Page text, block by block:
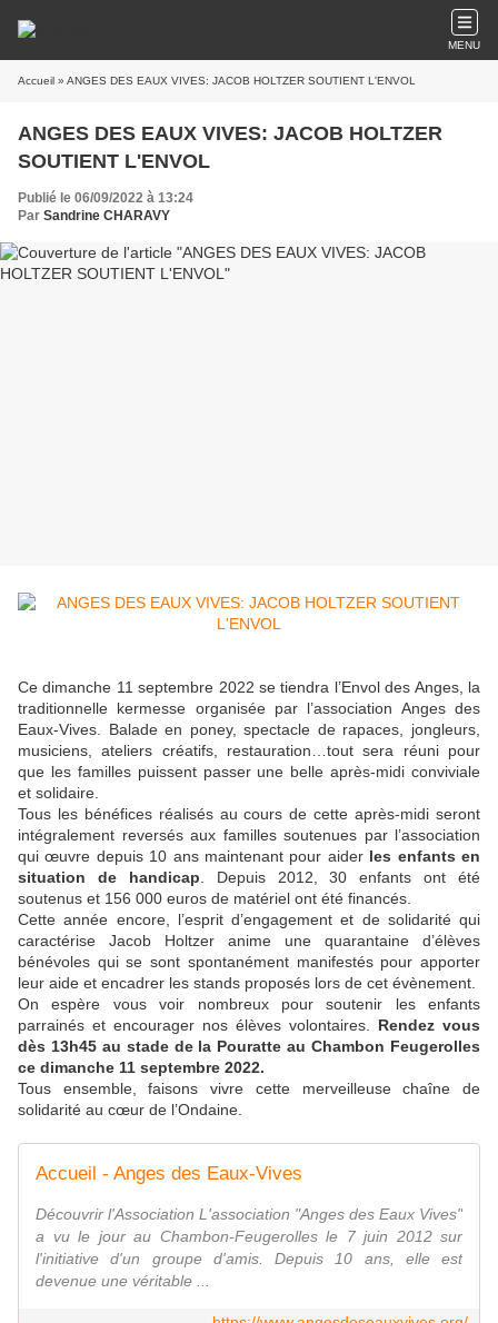
MENU
Accueil » ANGES DES EAUX VIVES: JACOB HOLTZER SOUTIENT L'ENVOL
ANGES DES EAUX VIVES: JACOB HOLTZER
SOUTIENT L'ENVOL
Publié le 06/09/2022 à 13:24
Par Sandrine CHARAVY
Ce dimanche 11 septembre 2022 se tiendra l’Envol des Anges, la
traditionnelle kermesse organisée par l’association Anges des
Eaux-Vives. Balade en poney, spectacle de rapaces, jongleurs,
musiciens, ateliers créatifs, restauration…tout sera réuni pour
que les familles puissent passer une belle après-midi conviviale
et solidaire.
Tous les bénéfices réalisés au cours de cette après-midi seront
intégralement reversés aux familles soutenues par l’association
qui œuvre depuis 10 ans maintenant pour aider les enfants en
situation de handicap . Depuis 2012, 30 enfants ont été
soutenus et 156 000 euros de matériel ont été financés.
Cette année encore, l’esprit d’engagement et de solidarité qui
caractérise Jacob Holtzer anime une quarantaine d’élèves
bénévoles qui se sont spontanément manifestés pour apporter
leur aide et encadrer les stands proposés lors de cet évènement.
On espère vous voir nombreux pour soutenir les enfants
parrainés et encourager nos élèves volontaires. Rendez vous
dès 13h45 au stade de la Pouratte au Chambon Feugerolles
ce dimanche 11 septembre 2022.
Tous ensemble, faisons vivre cette merveilleuse chaîne de
solidarité au cœur de l’Ondaine.
Accueil - Anges des Eaux-Vives
Découvrir l'Association L'association "Anges des Eaux Vives"
a vu le jour au Chambon-Feugerolles le 7 juin 2012 sur
l'initiative d'un groupe d'amis. Depuis 10 ans, elle est
devenue une véritable ...